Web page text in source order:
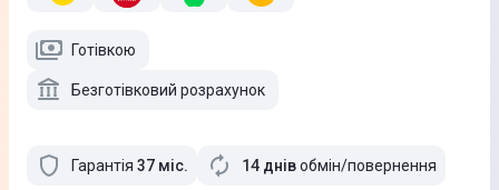
Готівкою
Безготівковий розрахунок
Гарантія 37 міс. 14 днівобмін/повернення